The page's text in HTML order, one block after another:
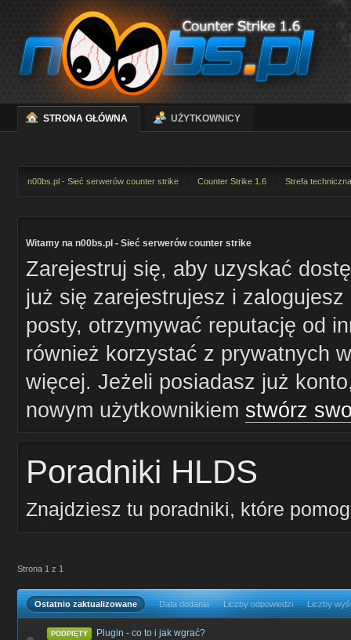
STRONA GŁÓWNA UŻYTKOWNICY
n00bs.pl - Sieć serwerów counter strike Counter Strike 1.6 Strefa techniczna
Witamy na n00bs.pl - Sieć serwerów counter strike
Zarejestruj się, aby uzyskać
już się zarejestrujesz i
posty, otrzymywać reputację od
również korzystać z prywatnych
więcej. Jeżeli posiadasz już
nowym użytkownikiem stwórz
Poradniki HLDS
Znajdziesz tu poradniki, które
Strona 1 z 1
Ostatnio zaktualizowane Data dodania Liczby odpowiedzi Liczby
PODPIĘTY Plugin - co to i jak wgrać?